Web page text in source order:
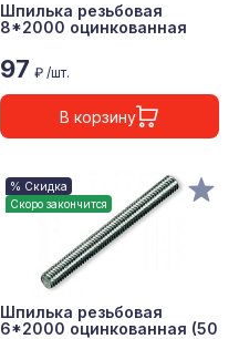
Шпилька резьбовая
8*2000 оцинкованная
97 ₽ /шт.
В корзину
% Скидка
Скоро закончится
Шпилька резьбовая
6*2000 оцинкованная (50